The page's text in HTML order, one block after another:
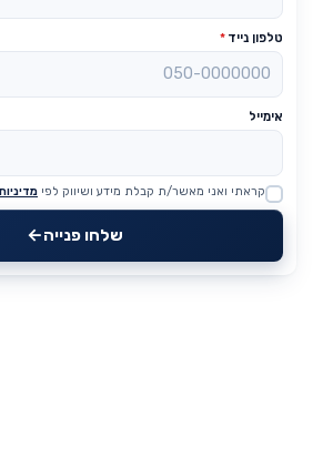
טלפון נייד *
אימייל
Website
קראתי ואני מאשר/ת קבלת מידע ושיווק לפי
שלחו פנייה